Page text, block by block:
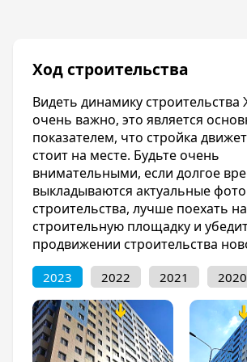
садов, гипермаркетов, торговых
инфраструктуры. На придомовой
запланированы площадки для
спорта, удобная, широкая
до центра Краснодара займет
Инфраструктура
Прикубанский район активно
Благодаря этому он имеет
инфраструктуру. Вблизи от ЖК
множество учебных учреждений:
СОШ №10, №17, №66, №93,
Детские сады №85, №100,
№107, №136, №187, №221.
Ход строительства
Видеть динамику
очень важно, это является
показателем, что стройка
стоит на месте. Будьте очень
внимательными, если долгое
выкладываются актуальные
строительства, лучше поехать на
строительную площадку и
продвижении строительства
2023 2022 2021 2020